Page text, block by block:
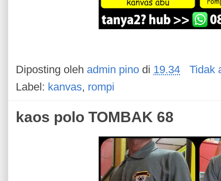
Diposting oleh admin pino di 19.34
Tidak
Label: kanvas, rompi
kaos polo TOMBAK 68